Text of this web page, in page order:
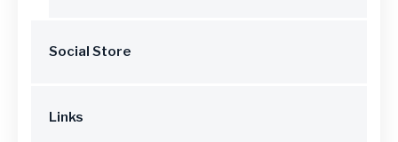
Social Store
Links